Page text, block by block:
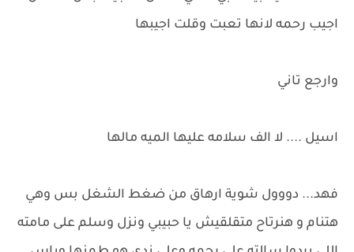
اجيب رحمه لانها تعبت وقلت اجيبها
وارجع تاني
اسيل .... لا الف سلامه عليها الميه مالها
فهد... دووول شوية ارهاق من ضغط الشغل بس وهي
هتنام و هنرتاح متقلقيش يا حبيبي ونزل وسلم على مامته